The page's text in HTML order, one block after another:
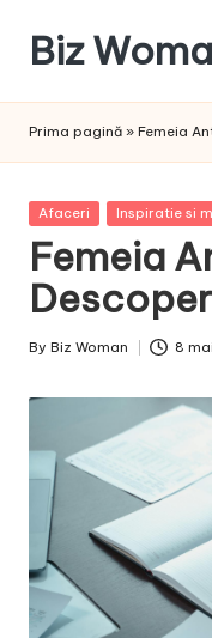
content
Biz
succesul
Prima pagină » Femeia
Posted
Afaceri Inspiratie si
Femeia
Posted
By Biz Woman 8